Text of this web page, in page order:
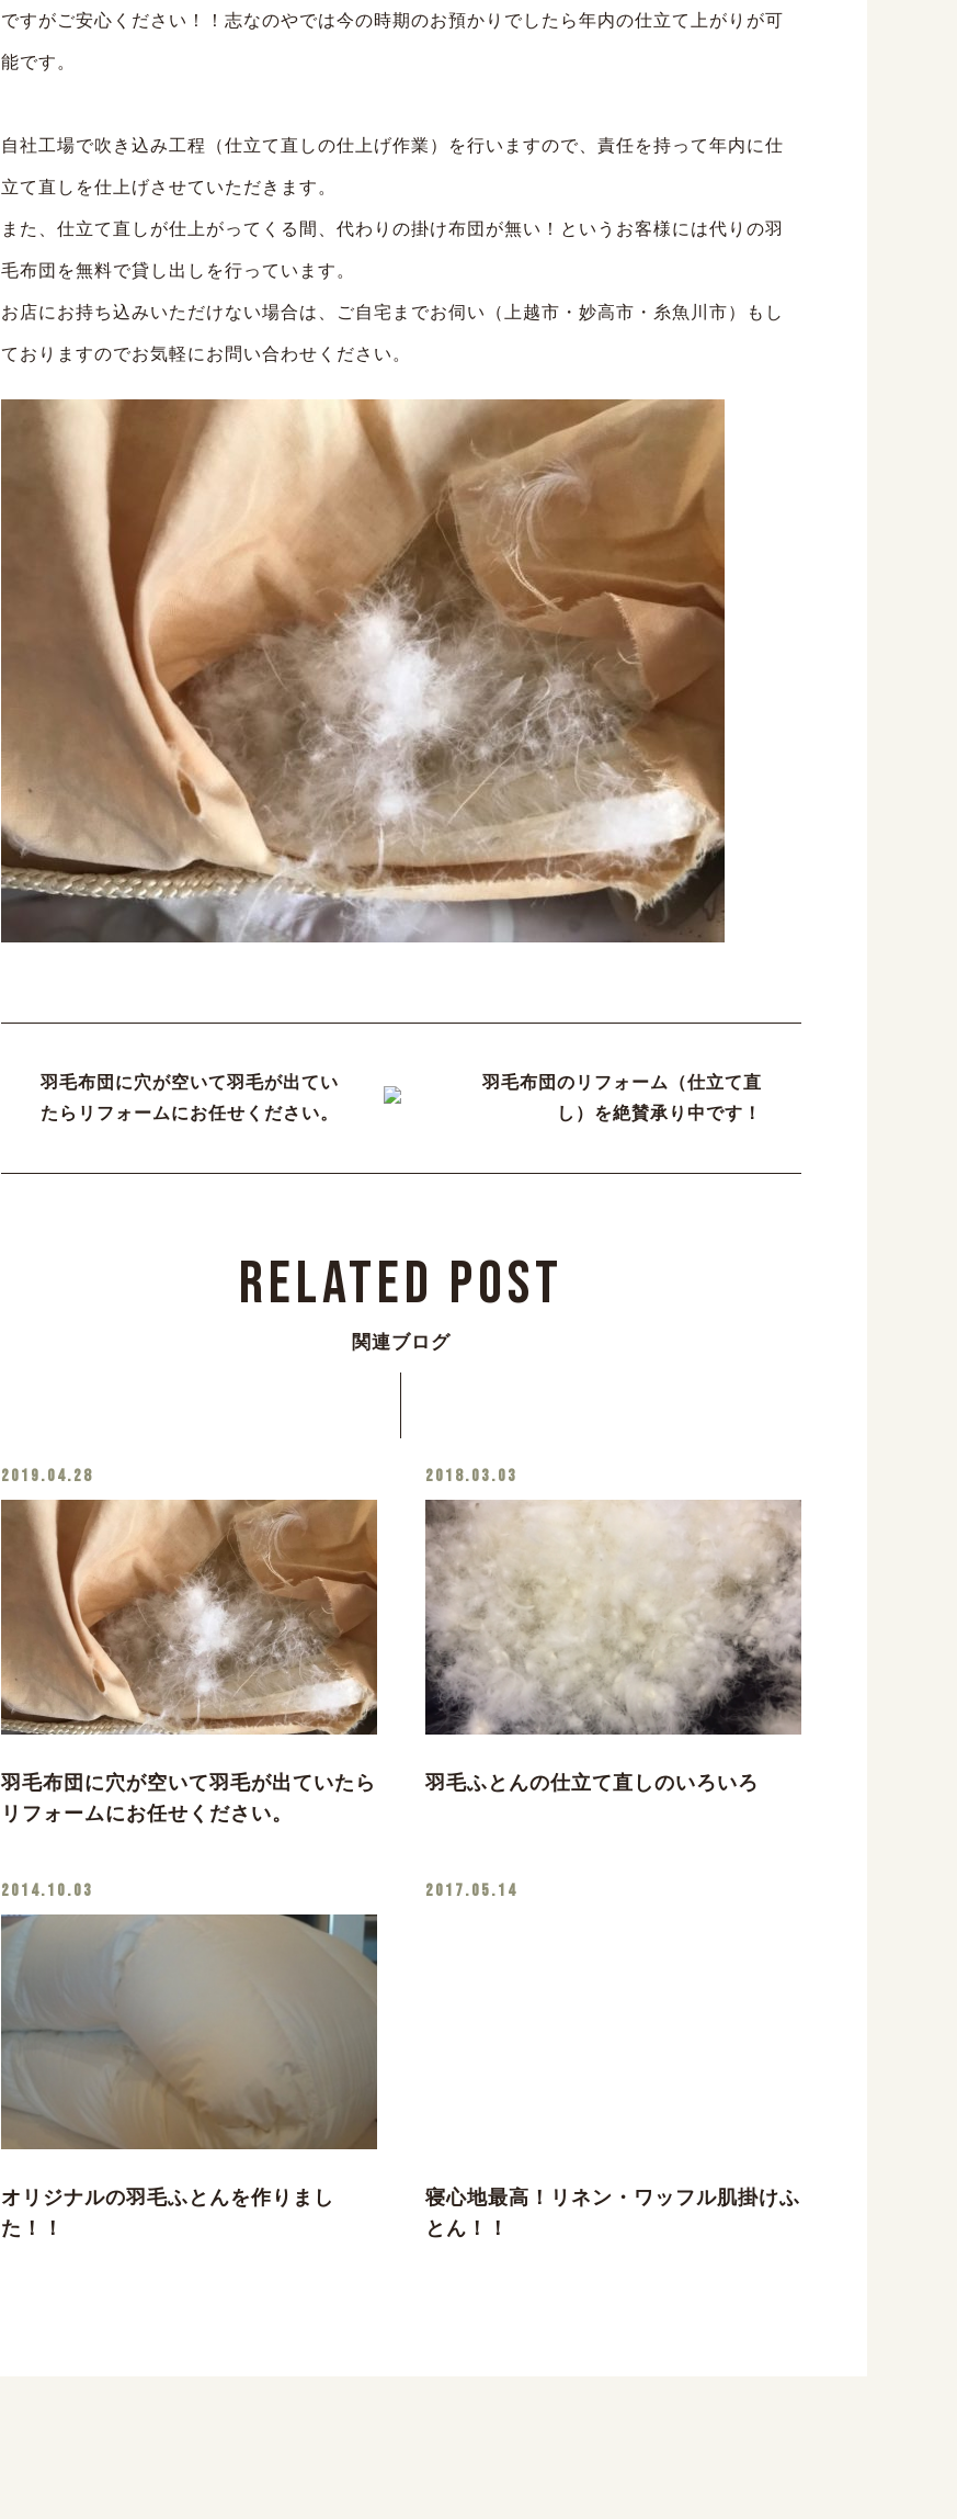
ですがご安心ください！！志なのやでは今の時期のお預かりでしたら年内の仕立て上がりが可
能です。
自社工場で吹き込み工程（仕立て直しの仕上げ作業）を行いますので、責任を持って年内に仕
立て直しを仕上げさせていただきます。
また、仕立て直しが仕上がってくる間、代わりの掛け布団が無い！というお客様には代りの羽
毛布団を無料で貸し出しを行っています。
お店にお持ち込みいただけない場合は、ご自宅までお伺い（上越市・妙高市・糸魚川市）もし
ておりますのでお気軽にお問い合わせください。
羽毛布団に穴が空いて羽毛が出てい
たらリフォームにお任せください。
羽毛布団のリフォーム（仕立て直
し）を絶賛承り中です！
Related Post
関連ブログ
2019.04.28
羽毛布団に穴が空いて羽毛が出ていたら
リフォームにお任せください。
2018.03.03
羽毛ふとんの仕立て直しのいろいろ
2014.10.03
オリジナルの羽毛ふとんを作りまし
た！！
2017.05.14
寝心地最高！リネン・ワッフル肌掛けふ
とん！！